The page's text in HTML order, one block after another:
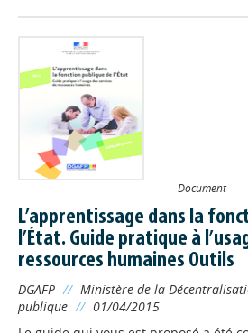
Document
L’apprentissage dans la
l’État. Guide pratique à
ressources humaines Outils
DGAFP // Ministère de la
publique // 01/04/2015